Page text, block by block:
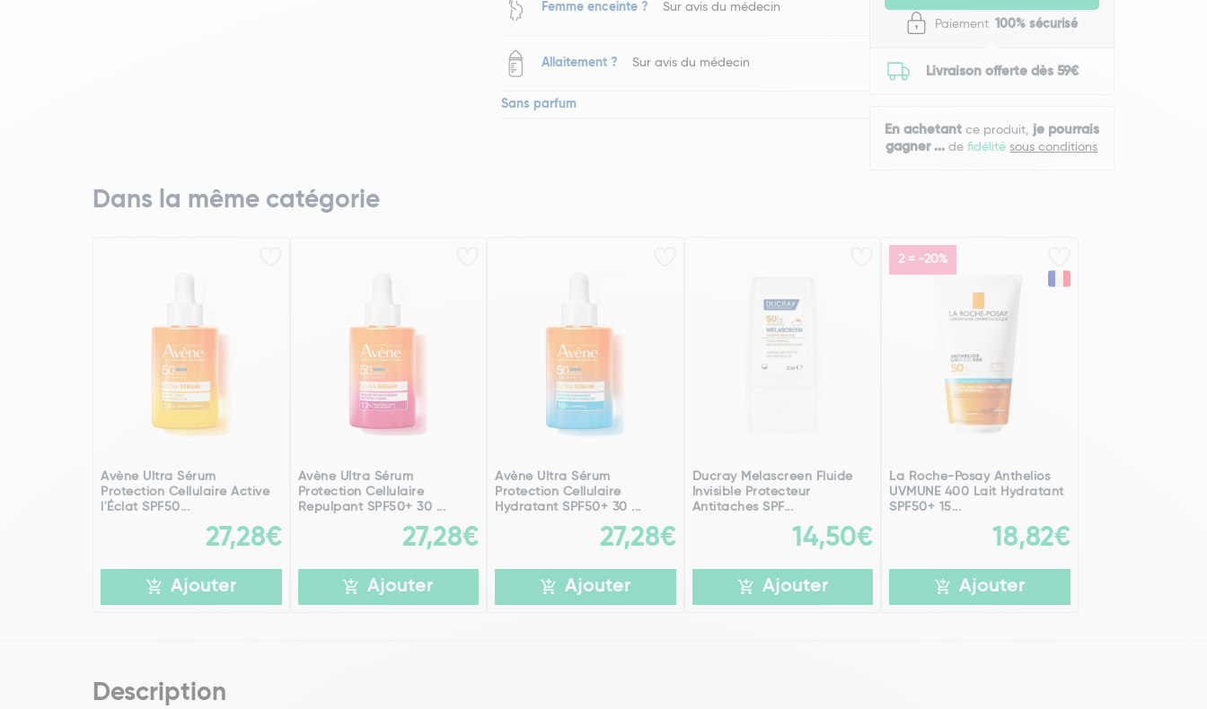
Femme enceinte ? Sur avis du médecin
Allaitement ? Sur avis du médecin
Sans parfum
Paiement 100% sécurisé
Livraison offerte dès 59€
En achetantce produit, je pourrais
gagner ... defidélitésous conditions
Dans la même catégorie
Avène Ultra Sérum
Protection Cellulaire Active
l'Éclat SPF50...
27,28€
Ajouter
Avène Ultra Sérum
Protection Cellulaire
Repulpant SPF50+ 30 ...
27,28€
Ajouter
Avène Ultra Sérum
Protection Cellulaire
Hydratant SPF50+ 30 ...
27,28€
Ajouter
Ducray Melascreen Fluide
Invisible Protecteur
Antitaches SPF...
14,50€
Ajouter
2 = -20%
La Roche-Posay Anthelios
UVMUNE 400 Lait Hydratant
SPF50+ 15...
18,82€
Ajouter
Description